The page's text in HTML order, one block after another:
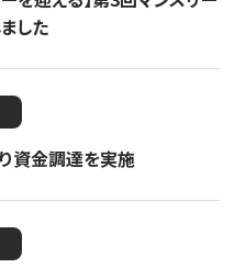
した
資金調達を実施